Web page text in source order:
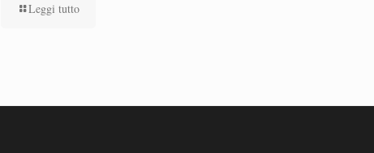
Leggi tutto